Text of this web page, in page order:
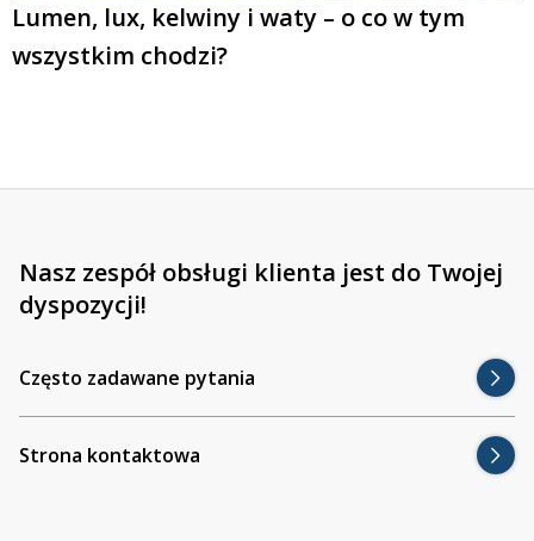
Lumen, lux, kelwiny i waty – o co w tym
wszystkim chodzi?
Nasz zespół obsługi klienta jest do Twojej
dyspozycji!
Często zadawane pytania
Strona kontaktowa